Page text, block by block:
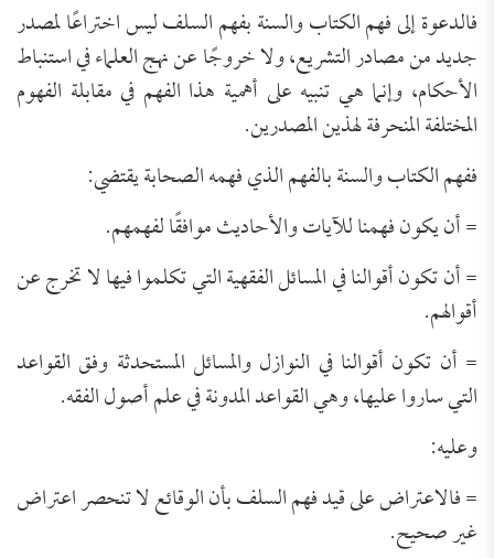
فالدعوة إلى فهم الكتاب والسنة بفهم السلف ليس اختراعًا لمصدر
جديد من مصادر التشريع، ولا خروجًا عن نهج العلماء في استنباط
الأحكام، وإنما هي تنبيه على أهمية هذا الفهم في مقابلة الفهوم
المختلفة المنحرفة لهذين المصدرين.
ففهم الكتاب والسنة بالفهم الذي فهمه الصحابة يقتضي:
= أن يكون فهمنا للآيات والأحاديث موافقًا لفهمهم.
= أن تكون أقوالنا في المسائل الفقهية التي تكلموا فيها لا تخرج عن
أقوالهم.
= أن تكون أقوالنا في النوازل والمسائل المستحدثة وفق القواعد
التي ساروا عليها، وهي القواعد المدونة في علم أصول الفقه.
وعليه:
= فالاعتراض على قيد فهم السلف بأن الوقائع لا تنحصر اعتراض
غير صحيح.